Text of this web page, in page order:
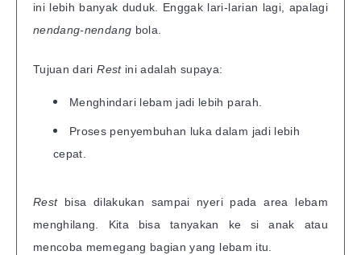
ini lebih banyak duduk. Enggak lari-larian lagi, apalagi
nendang-nendang bola.
Tujuan dariRestini adalah supaya:
Menghindari lebam jadi lebih parah.
Proses penyembuhan luka dalam jadi lebih
cepat.
Restbisa dilakukan sampai nyeri pada area lebam
menghilang. Kita bisa tanyakan ke si anak atau
mencoba memegang bagian yang lebam itu.